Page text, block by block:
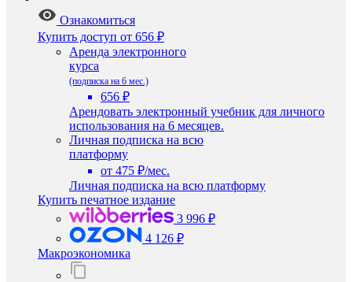
Ознакомиться
Купить доступ от 656 ₽
Аренда электронного
курса
(подписка на 6 мес.)
656 ₽
Арендовать электронный учебник для личного
использования на 6 месяцев.
Личная подписка на всю
платформу
от 475 ₽/мес.
Личная подписка на всю платформу
Купить печатное издание
3 996 ₽
4 126 ₽
Макроэкономика